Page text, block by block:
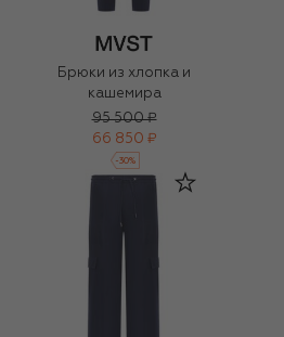
Брюки из хлопка и
кашемира
95 500 ₽
66 850 ₽
-30%